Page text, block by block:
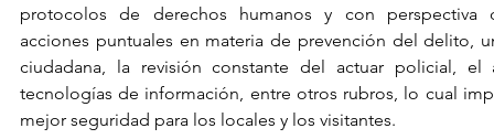
protocolos de derechos humanos y con perspectiva
acciones puntuales en materia de prevención del delito,
ciudadana, la revisión constante del actuar policial, el
tecnologías de información, entre otros rubros, lo cual
mejor seguridad para los locales y los visitantes.